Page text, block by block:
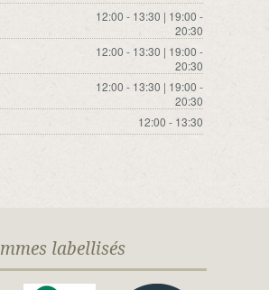
12:00 - 13:30 | 19:00 -
20:30
12:00 - 13:30 | 19:00 -
20:30
12:00 - 13:30 | 19:00 -
20:30
12:00 - 13:30
labellisés